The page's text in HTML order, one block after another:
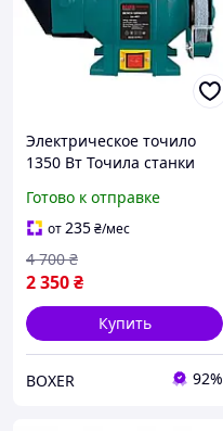
Электрическое точило
1350 Вт Точила станки
Настольное точило /2
круга Точильный станок
ручной
Готово к отправке
от235₴/мес
2 350₴
4 700 ₴
Купить
BOXER 92%